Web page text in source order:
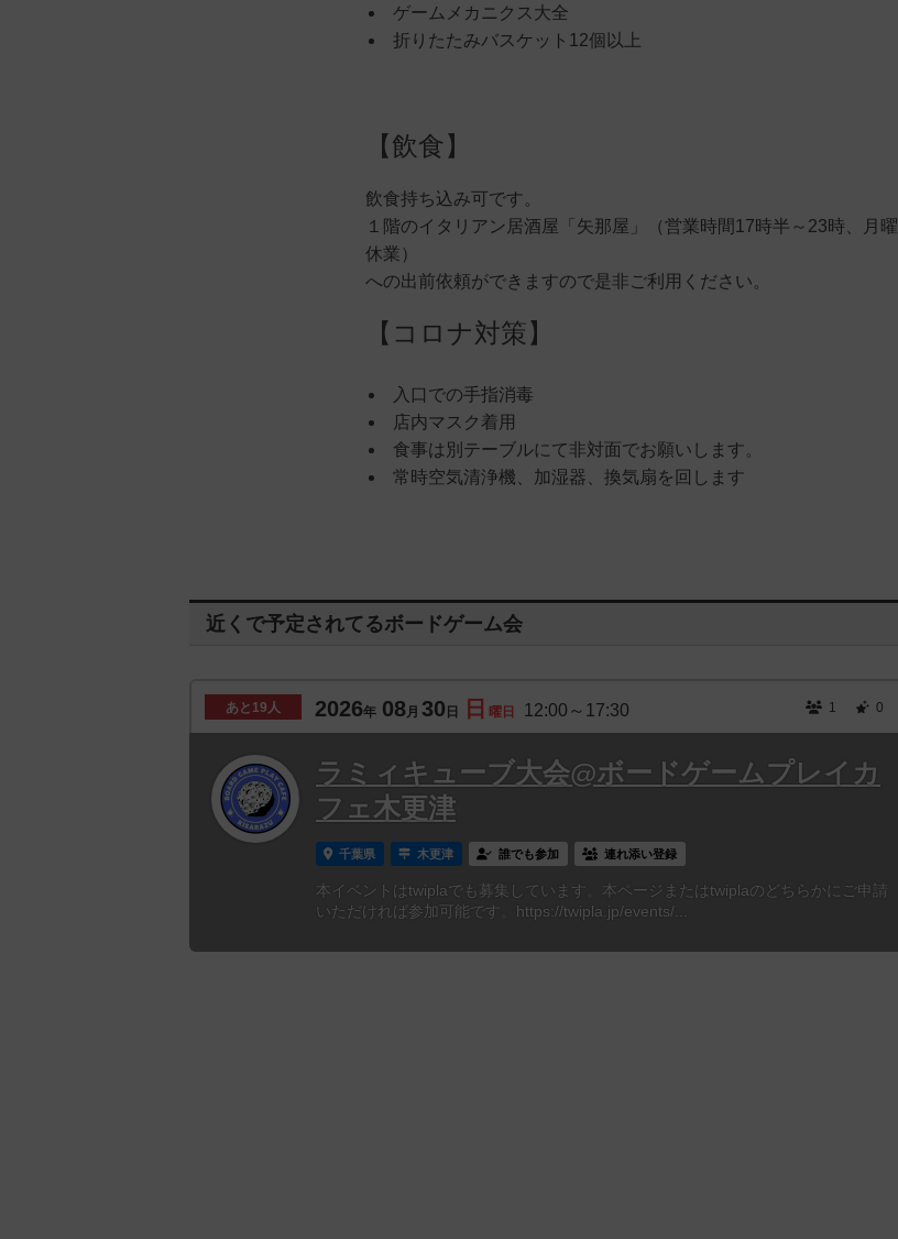
ゲームメカニクス大全
折りたたみバスケット12個以上
【飲食】
飲食持ち込み可です。
１階のイタリアン居酒屋「矢那屋」（営業時間17時半～23時、月曜
休業）
への出前依頼ができますので是非ご利用ください。
【コロナ対策】
入口での手指消毒
店内マスク着用
食事は別テーブルにて非対面でお願いします。
常時空気清浄機、加湿器、換気扇を回します
近くで予定されてるボードゲーム会
あと 19人 2026年 08 月 30 日 日 曜日 12:00～17:30 1 0
ラミィキューブ大会@ボードゲームプレイカ
フェ木更津
千葉県 木更津 誰でも参加 連れ添い登録
本イベントはtwiplaでも募集しています。本ページまたはtwiplaのどちらかにご申請
いただければ参加可能です。https://twipla.jp/events/...